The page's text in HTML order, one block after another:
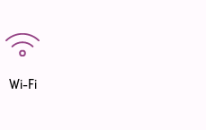
Wi-Fi